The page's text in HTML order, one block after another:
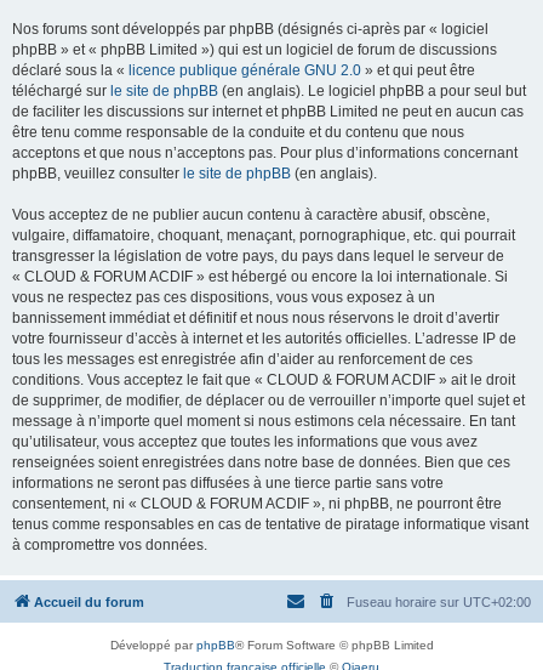
Nos forums sont développés par phpBB (désignés ci-après par « logiciel
phpBB » et « phpBB Limited ») qui est un logiciel de forum de discussions
déclaré sous la « licence publique générale GNU 2.0 » et qui peut être
téléchargé sur le site de phpBB (en anglais). Le logiciel phpBB a pour seul but
de faciliter les discussions sur internet et phpBB Limited ne peut en aucun cas
être tenu comme responsable de la conduite et du contenu que nous
acceptons et que nous n’acceptons pas. Pour plus d’informations concernant
phpBB, veuillez consulter le site de phpBB (en anglais).
Vous acceptez de ne publier aucun contenu à caractère abusif, obscène,
vulgaire, diffamatoire, choquant, menaçant, pornographique, etc. qui pourrait
transgresser la législation de votre pays, du pays dans lequel le serveur de
« CLOUD & FORUM ACDIF » est hébergé ou encore la loi internationale. Si
vous ne respectez pas ces dispositions, vous vous exposez à un
bannissement immédiat et définitif et nous nous réservons le droit d’avertir
votre fournisseur d’accès à internet et les autorités officielles. L’adresse IP de
tous les messages est enregistrée afin d’aider au renforcement de ces
conditions. Vous acceptez le fait que « CLOUD & FORUM ACDIF » ait le droit
de supprimer, de modifier, de déplacer ou de verrouiller n’importe quel sujet et
message à n’importe quel moment si nous estimons cela nécessaire. En tant
qu’utilisateur, vous acceptez que toutes les informations que vous avez
renseignées soient enregistrées dans notre base de données. Bien que ces
informations ne seront pas diffusées à une tierce partie sans votre
consentement, ni « CLOUD & FORUM ACDIF », ni phpBB, ne pourront être
tenus comme responsables en cas de tentative de piratage informatique visant
à compromettre vos données.
Accueil du forum Fuseau horaire sur UTC+02:00
Développé parphpBB® Forum Software © phpBB Limited
Traduction française officielle ©Qiaeru